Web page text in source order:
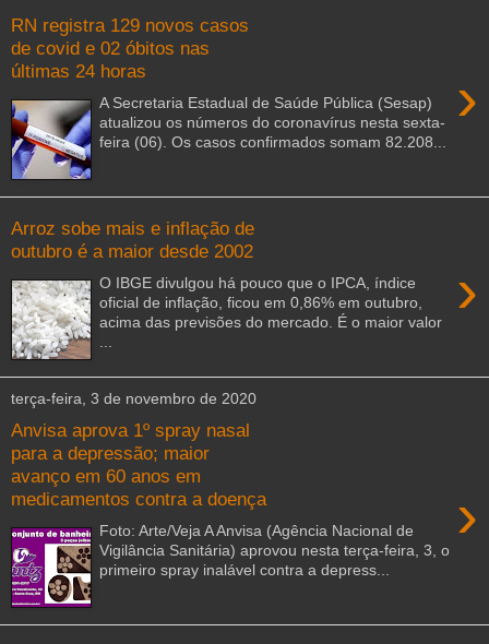
RN registra 129 novos casos
de covid e 02 óbitos nas
últimas 24 horas
›
A Secretaria Estadual de Saúde Pública (Sesap)
atualizou os números do coronavírus nesta sexta-
feira (06). Os casos confirmados somam 82.208...
Arroz sobe mais e inflação de
outubro é a maior desde 2002
›
O IBGE divulgou há pouco que o IPCA, índice
oficial de inflação, ficou em 0,86% em outubro,
acima das previsões do mercado. É o maior valor
terça-feira, 3 de novembro de 2020
Anvisa aprova 1º spray nasal
para a depressão; maior
avanço em 60 anos em
medicamentos contra a doença
›
Foto: Arte/Veja A Anvisa (Agência Nacional de
Vigilância Sanitária) aprovou nesta terça-feira, 3, o
primeiro spray inalável contra a depress...